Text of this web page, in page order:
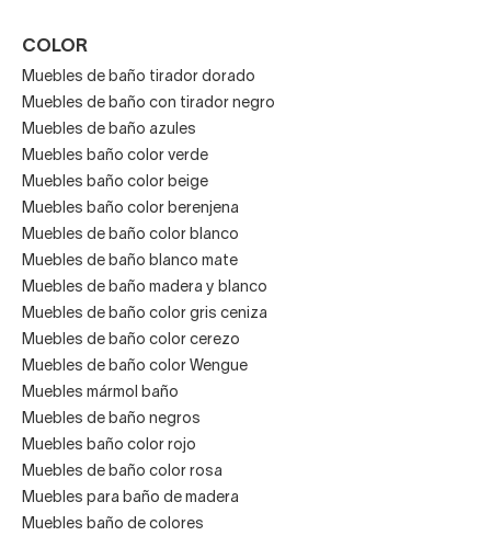
COLOR
Muebles de baño tirador dorado
Muebles de baño con tirador negro
Muebles de baño azules
Muebles baño color verde
Muebles baño color beige
Muebles baño color berenjena
Muebles de baño color blanco
Muebles de baño blanco mate
Muebles de baño madera y blanco
Muebles de baño color gris ceniza
Muebles de baño color cerezo
Muebles de baño color Wengue
Muebles mármol baño
Muebles de baño negros
Muebles baño color rojo
Muebles de baño color rosa
Muebles para baño de madera
Muebles baño de colores